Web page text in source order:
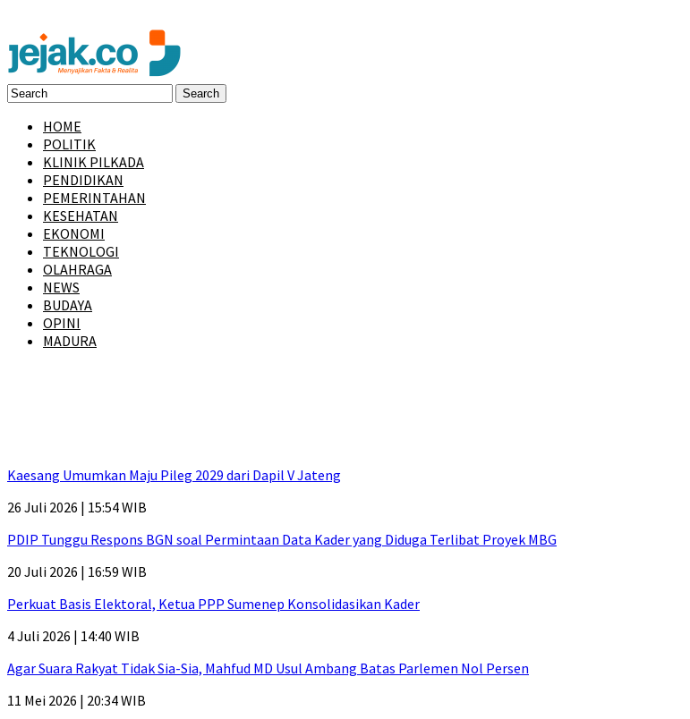
HOME
POLITIK
KLINIK PILKADA
PENDIDIKAN
PEMERINTAHAN
KESEHATAN
EKONOMI
TEKNOLOGI
OLAHRAGA
NEWS
BUDAYA
OPINI
MADURA
Kaesang Umumkan Maju Pileg 2029 dari Dapil V Jateng
26 Juli 2026 | 15:54 WIB
PDIP Tunggu Respons BGN soal Permintaan Data Kader yang Diduga Terlibat Proyek MBG
20 Juli 2026 | 16:59 WIB
Perkuat Basis Elektoral, Ketua PPP Sumenep Konsolidasikan Kader
4 Juli 2026 | 14:40 WIB
Agar Suara Rakyat Tidak Sia-Sia, Mahfud MD Usul Ambang Batas Parlemen Nol Persen
11 Mei 2026 | 20:34 WIB